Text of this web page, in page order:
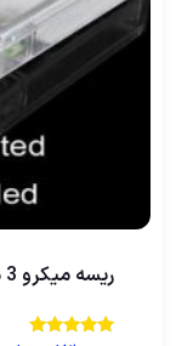
ریسه میکرو 3 متری باتری